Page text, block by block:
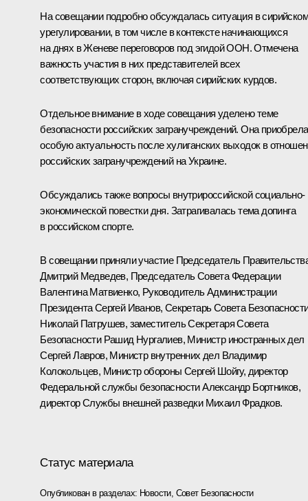
На совещании подробно обсуждалась ситуация в сирийском
урегулировании, в том числе в контексте начинающихся
на днях в Женеве переговоров под эгидой ООН. Отмечена
важность участия в них представителей всех
соответствующих сторон, включая сирийских курдов.
Отдельное внимание в ходе совещания уделено теме
безопасности российских загранучреждений. Она приобрела
особую актуальность после хулиганских выходок в
российских загранучреждений на Украине.
Обсуждались также вопросы внутрироссийской социально-
экономической повестки дня. Затрагивалась тема допинга
в российском спорте.
В совещании приняли участие Председатель
Дмитрий Медведев, Председатель Совета Федерации
Валентина Матвиенко, Руководитель Администрации
ПрезидентаСергей Иванов, Секретарь Совета
Николай Патрушев, заместитель Секретаря Совета
Безопасности Рашид Нургалиев, Министр иностранных дел
Сергей Лавров, Министр внутренних дел Владимир
Колокольцев, Министр обороны Сергей Шойгу, директор
Федеральной службы безопасностиАлександр Бортников,
директор Службы внешней разведки Михаил Фрадков.
Статус материала
Опубликован в разделах: Новости, Совет Безопасности